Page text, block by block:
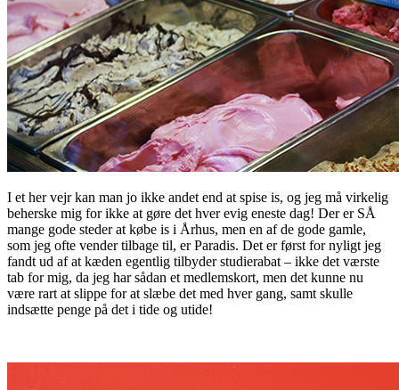
I et her vejr kan man jo ikke andet end at spise is, og jeg må virkelig
beherske mig for ikke at gøre det hver evig eneste dag! Der er SÅ
mange gode steder at købe is i Århus, men en af de gode gamle,
som jeg ofte vender tilbage til, er Paradis. Det er først for nyligt jeg
fandt ud af at kæden egentlig tilbyder studierabat – ikke det værste
tab for mig, da jeg har sådan et medlemskort, men det kunne nu
være rart at slippe for at slæbe det med hver gang, samt skulle
indsætte penge på det i tide og utide!